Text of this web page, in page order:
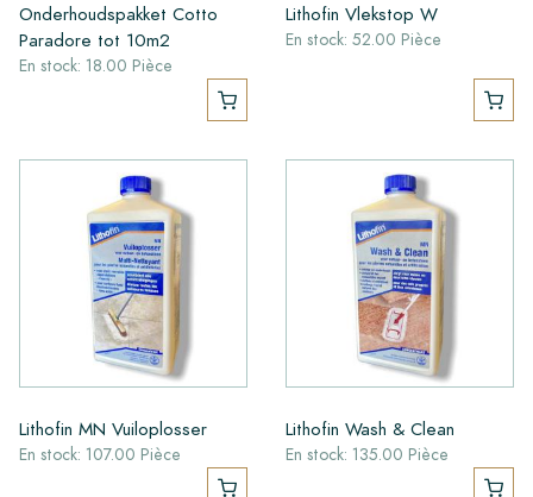
Onderhoudspakket Cotto
Paradore tot 10m2
En stock: 18.00 Pièce
Lithofin Vlekstop W
En stock: 52.00 Pièce
Lithofin MN Vuiloplosser
En stock: 107.00 Pièce
Lithofin Wash & Clean
En stock: 135.00 Pièce